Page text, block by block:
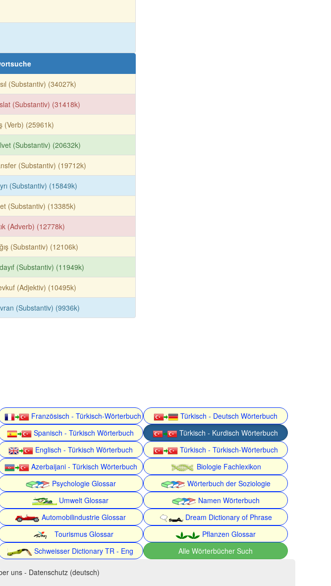
(Substantiv) (34027k)
(Substantiv) (31418k)
(Verb) (25961k)
(Substantiv) (20632k)
(Substantiv) (19712k)
(Substantiv) (15849k)
(Substantiv) (13385k)
(Adverb) (12778k)
(Substantiv) (12106k)
(Substantiv) (11949k)
(Adjektiv) (10495k)
(Substantiv) (9936k)
Französisch - Türkisch-Wörterbuch
Türkisch - Deutsch Wörterbuch
Spanisch - Türkisch Wörterbuch
Türkisch - Kurdisch Wörterbuch
Englisch - Türkisch Wörterbuch
Türkisch - Türkisch-Wörterbuch
Azerbaijani - Türkisch Wörterbuch
Biologie Fachlexikon
Psychologie Glossar
Wörterbuch der Soziologie
Umwelt Glossar
Namen Wörterbuch
Automobilindustrie Glossar
Dream Dictionary of Phrase
Tourismus Glossar
Pflanzen Glossar
Schweisser Dictionary TR - Eng Alle Wörterbücher Such
uns - Datenschutz (deutsch)